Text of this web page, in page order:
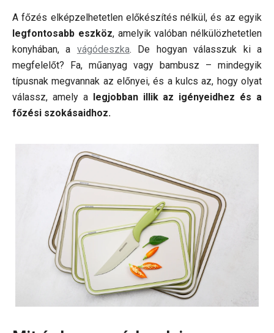
A főzés elképzelhetetlen előkészítés nélkül, és az egyik
legfontosabb eszköz, amelyik valóban nélkülözhetetlen
konyhában, a vágódeszka. De hogyan válasszuk ki a
megfelelőt? Fa, műanyag vagy bambusz – mindegyik
típusnak megvannak az előnyei, és a kulcs az, hogy olyat
válassz, amely a legjobban illik az igényeidhez és a
főzési szokásaidhoz.